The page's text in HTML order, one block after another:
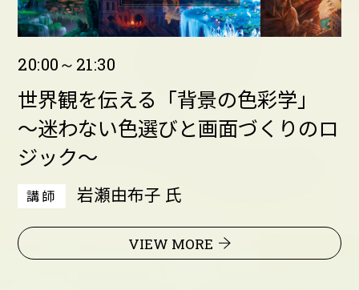
20:00～21:30
世界観を伝える「背景の色彩学」
～迷わない色選びと画面づくりのロ
ジック～
講師 岩瀬由布子 氏
VIEW MORE